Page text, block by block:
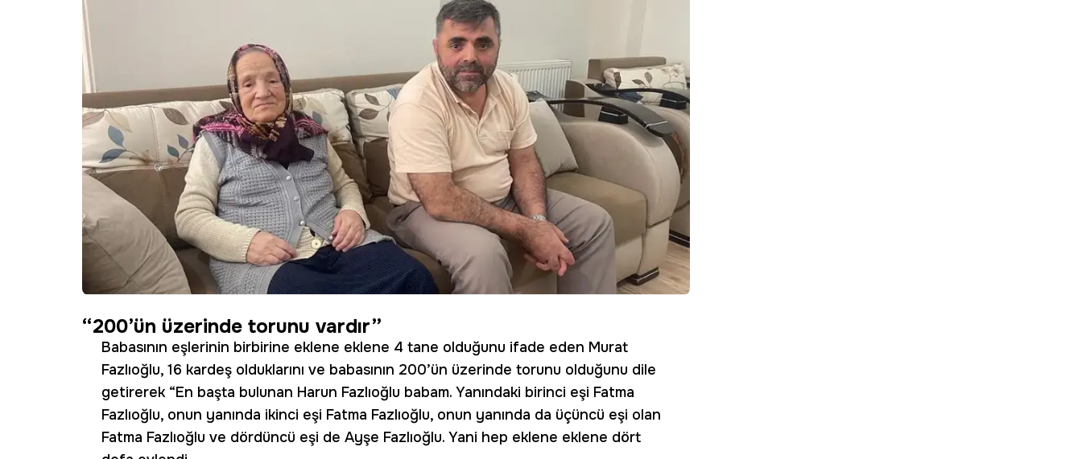
“200’ün üzerinde torunu vardır”
Babasının eşlerinin birbirine eklene eklene 4 tane olduğunu ifade eden Murat
Fazlıoğlu, 16 kardeş olduklarını ve babasının 200’ün üzerinde torunu olduğunu dile
getirerek “En başta bulunan Harun Fazlıoğlu babam. Yanındaki birinci eşi Fatma
Fazlıoğlu, onun yanında ikinci eşi Fatma Fazlıoğlu, onun yanında da üçüncü eşi olan
Fatma Fazlıoğlu ve dördüncü eşi de Ayşe Fazlıoğlu. Yani hep eklene eklene dört